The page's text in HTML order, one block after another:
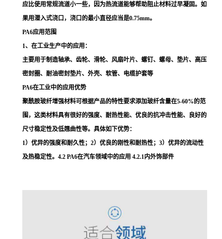
应比使用常规流道小一些，因为热流道能够帮助阻止材料过早凝固。如
果用潜入式浇口，浇口的最小直径应当是0.75mm。
PA6应用范围
1、在工业生产中的应用：
主要用于制造轴承、齿轮、滑轮、风扇叶片、螺钉、螺母、垫片、高压
密封圈、耐油密封垫片、外壳、软管、电缆护套等
PA6在工业中的应用优势
聚酰胺玻纤增强材料可根据产品的特性要求添加玻纤含量在5-60%的范
围，这类材料具有很好的强度、耐热性能、优良的抗冲击性能、良好的
尺寸稳定性及低翘曲性等。具体如下优势：
1）优异的强度和耐久性；2）优良的刚性和耐热性；3）优异的流动性
及热稳定性。4.2 PA6在汽车领域中的应用 4.2.1内外饰部件